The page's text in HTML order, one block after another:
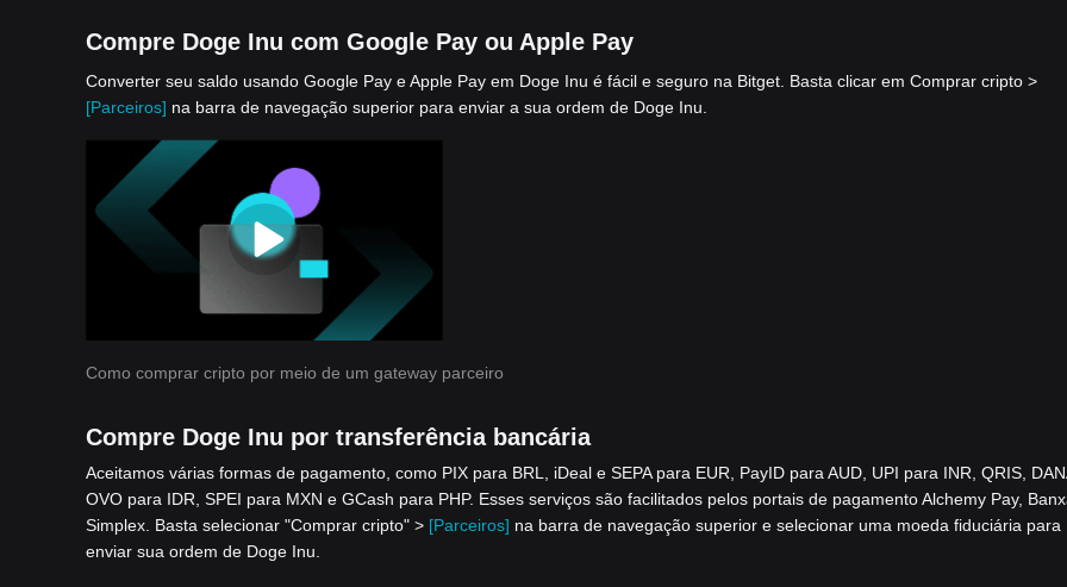
Compre Doge Inu com Google Pay ou Apple Pay
Converter seu saldo usando Google Pay e Apple Pay em Doge Inu é fácil e seguro na Bitget. Basta clicar em Comprar cripto >
[Parceiros] na barra de navegação superior para enviar a sua ordem de Doge Inu.
Como comprar cripto por meio de um gateway parceiro
Compre Doge Inu por transferência bancária
Aceitamos várias formas de pagamento, como PIX para BRL, iDeal e SEPA para EUR, PayID para AUD, UPI para INR, QRIS,
OVO para IDR, SPEI para MXN e GCash para PHP. Esses serviços são facilitados pelos portais de pagamento Alchemy Pay,
Simplex. Basta selecionar "Comprar cripto" > [Parceiros] na barra de navegação superior e selecionar uma moeda fiduciária para
enviar sua ordem de Doge Inu.